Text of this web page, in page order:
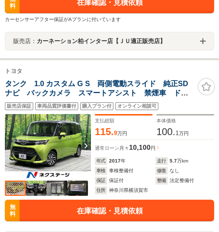
料
在庫確認・見積依頼
カーセンサーアフター保証がAプランに付いています
販売店： カーネーション柏インター店【ＪＵ適正販売店】
トヨタ
タンク 1.0 カスタム G S 両側電動スライド 純正SD
ナビ バックカメラ スマートアシスト 禁煙車 ドラ
レコ スマートキー LEDヘッド ETC クルコン 純
正14インチAW オートライト オートエアコン LEDフ
ォグ
販売店保証 車両品質評価書付 購入プラン付 オンライン相談可
支払総額
115.9万円
本体価格
100. 1 万円
通常ローン 月々 10,100円
年式 2017年 走行 5.7万km
車検
車検整備付 修復
なし
保証
保証付 整備
法定整備付
住所
神奈川県横須賀市
無
料
在庫確認・見積依頼